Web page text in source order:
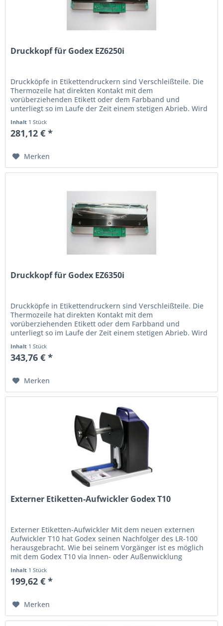
Druckkopf für Godex EZ6250i
Druckköpfe in Etikettendruckern sind Verschleißteile. Die
Thermo­zeile hat direkten Kontakt mit dem
vorüberziehenden Etikett oder dem Farbband und
unterliegt so im Laufe der Zeit einem stetigen Abrieb. Wird
Inhalt 1 Stück
281,12 € *
Merken
Druckkopf für Godex EZ6350i
Druckköpfe in Etikettendruckern sind Verschleißteile. Die
Thermo­zeile hat direkten Kontakt mit dem
vorüberziehenden Etikett oder dem Farbband und
unterliegt so im Laufe der Zeit einem stetigen Abrieb. Wird
Inhalt 1 Stück
343,76 € *
Merken
Externer Etiketten-Aufwickler Godex T10
Externer Etiketten-Aufwickler Mit dem neuen externen
Aufwickler T10 hat Godex seinen Nachfolger des LR-100
herausgebracht. Wie bei seinem Vorgänger ist es möglich
mit dem Godex T10 via Innen- oder Außenwicklung
Inhalt 1 Stück
199,62 € *
Merken